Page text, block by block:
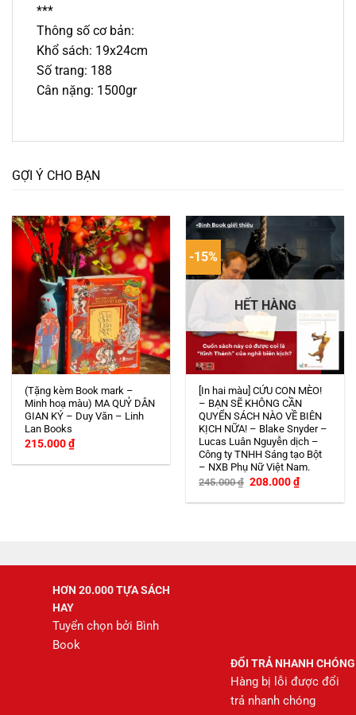
***
Thông số cơ bản:
Khổ sách: 19x24cm
Số trang: 188
Cân nặng: 1500gr
GỢI Ý CHO BẠN
(Tặng kèm Book mark –
Minh hoạ màu) MA QUỶ DÂN
GIAN KÝ – Duy Văn – Linh
Lan Books
215.000₫
-15%
HẾT HÀNG
[In hai màu] CỨU CON MÈO!
– BẠN SẼ KHÔNG CẦN
QUYỂN SÁCH NÀO VỀ BIÊN
KỊCH NỮA! – Blake Snyder –
Lucas Luân Nguyễn dịch –
Công ty TNHH Sáng tạo Bột
– NXB Phụ Nữ Việt Nam.
245.000₫ Giá
là:
208.000₫Giá
hiện
tại
HƠN 20.000 TỰA SÁCH
HAY
Tuyển chọn bởi Bình
Book
ĐỔI TRẢ NHANH CHÓNG
Hàng bị lỗi được đổi
trả nhanh chóng